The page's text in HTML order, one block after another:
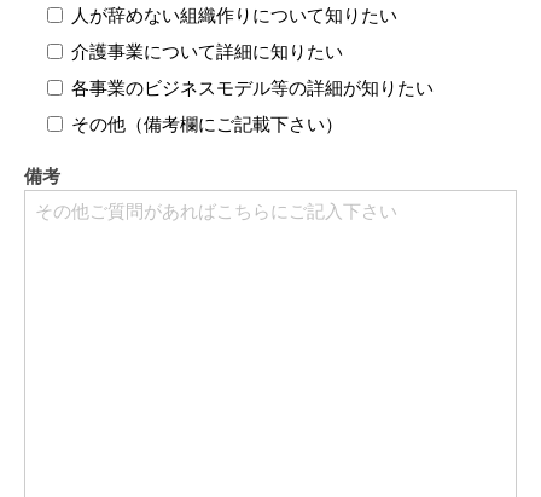
人が辞めない組織作りについて知りたい
介護事業について詳細に知りたい
各事業のビジネスモデル等の詳細が知りたい
その他（備考欄にご記載下さい）
備考